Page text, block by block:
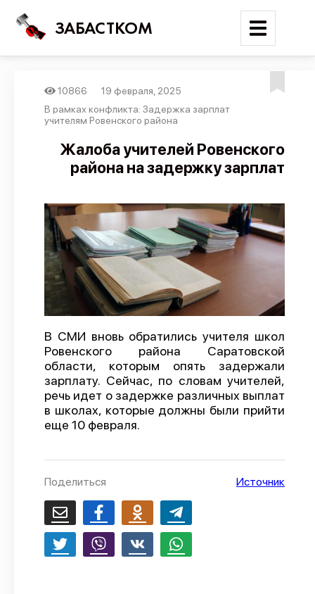
ЗАБАСТКОМ
Войти
Поиск
Новости
Трудовые конфликты
Отчеты
Предложить публикацию
Справочник
API
О проекте
Политика конфиденциальности
10866
19 февраля, 2025
В рамках конфликта: Задержка зарплат
учителям Ровенского района
Жалоба учителей Ровенского
района на задержку зарплат
В СМИ вновь обратились учителя школ
Ровенского района Саратовской
области, которым опять задержали
зарплату. Сейчас, по словам учителей,
речь идет о задержке различных выплат
в школах, которые должны были прийти
еще 10 февраля.
Поделиться Источник